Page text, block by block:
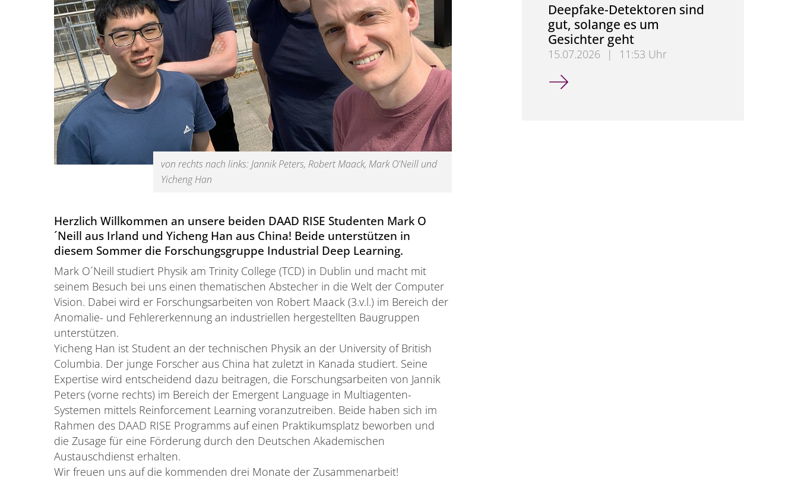
von rechts nach links: Jannik Peters, Robert Maack, Mark O'Neill und
Yicheng Han
Herzlich Willkommen an unsere beiden DAAD RISE Studenten Mark O
´Neill aus Irland und Yicheng Han aus China! Beide unterstützen in
diesem Sommer die Forschungsgruppe Industrial Deep Learning.
Mark O´Neill studiert Physik am Trinity College (TCD) in Dublin und macht mit
seinem Besuch bei uns einen thematischen Abstecher in die Welt der Computer
Vision. Dabei wird er Forschungsarbeiten von Robert Maack (3.v.l.) im Bereich der
Anomalie- und Fehlererkennung an industriellen hergestellten Baugruppen
unterstützen.
Yicheng Han ist Student an der technischen Physik an der University of British
Columbia. Der junge Forscher aus China hat zuletzt in Kanada studiert. Seine
Expertise wird entscheidend dazu beitragen, die Forschungsarbeiten von Jannik
Peters (vorne rechts) im Bereich der Emergent Language in Multiagenten-
Systemen mittels Reinforcement Learning voranzutreiben. Beide haben sich im
Rahmen des DAAD RISE Programms auf einen Praktikumsplatz beworben und
die Zusage für eine Förderung durch den Deutschen Akademischen
Austauschdienst erhalten.
Wir freuen uns auf die kommenden drei Monate der Zusammenarbeit!
Deepfake-Detektoren sind
gut, solange es um
Gesichter geht
15.07.2026 |
11:53 Uhr
Deepfake-Detektoren sind gut, solange es um